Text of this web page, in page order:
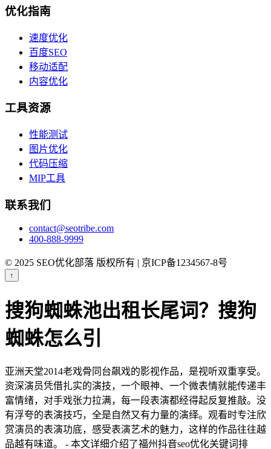
优化指南
速度优化
百度SEO
移动适配
内容优化
工具资源
性能测试
图片优化
代码压缩
MIP工具
联系我们
contact@seotribe.com
400-888-9999
© 2025 SEO优化部落 版权所有 | 京ICP备1234567-8号
↑
搜狗蜘蛛池出租长尾词？搜狗
蜘蛛怎么引
亚洲天堂2014老戏骨同台飙戏的影视作品，是视听双重享受。
资深演员凭借扎实的演技，一个眼神、一个微表情就能传递丰
富情绪，对手戏张力拉满，每一段表演都经得起反复推敲。没
有浮夸的表演技巧，全是自然又有力量的演绎。观看时专注欣
赏演员的表演功底，感受表演艺术的魅力，这样的作品往往越
品越有味道。 - 本文详细介绍了福州抖音seo优化关键词排